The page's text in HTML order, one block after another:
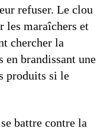
refuser. Le clou
les maraîchers et
chercher la
en brandissant une
produits si le
battre contre la